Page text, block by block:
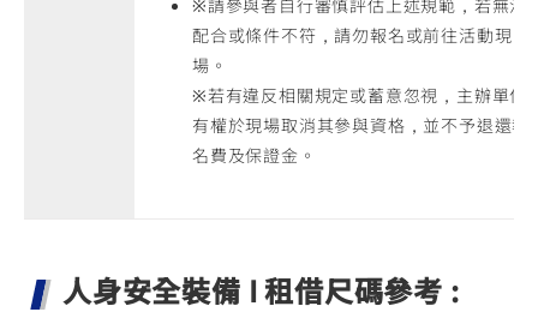
※請參與者自行審慎評估上述規範，若無法
配合或條件不符，請勿報名或前往活動現
場。
※若有違反相關規定或蓄意忽視，主辦單位
有權於現場取消其參與資格，並不予退還報
名費及保證金。
人身安全裝備 I 租借尺碼參考 :